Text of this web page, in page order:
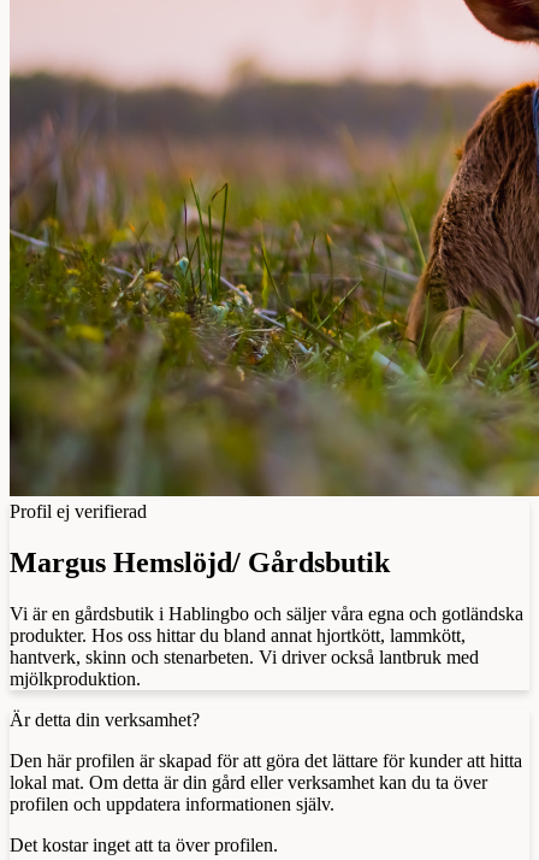
Profil ej verifierad
Margus Hemslöjd/ Gårdsbutik
Vi är en gårdsbutik i Hablingbo och säljer våra egna och gotländska
produkter. Hos oss hittar du bland annat hjortkött, lammkött,
hantverk, skinn och stenarbeten. Vi driver också lantbruk med
mjölkproduktion.
Är detta din verksamhet?
Den här profilen är skapad för att göra det lättare för kunder att hitta
lokal mat. Om detta är din gård eller verksamhet kan du ta över
profilen och uppdatera informationen själv.
Det kostar inget att ta över profilen.